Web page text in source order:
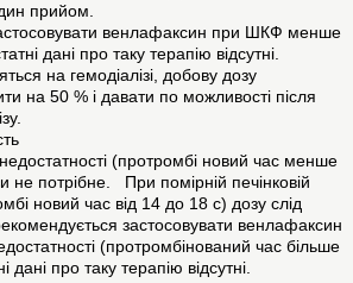
прийом.
венлафаксин при ШКФ менше
дані про таку терапію відсутні.
на гемодіалізі, добову дозу
на 50 % і давати по можливості після
недостатності (протромбі новий час менше
не потрібне. При помірній печінковій
новий час від 14 до 18 с) дозу слід
застосовувати венлафаксин
(протромбінований час більше
дані про таку терапію відсутні.